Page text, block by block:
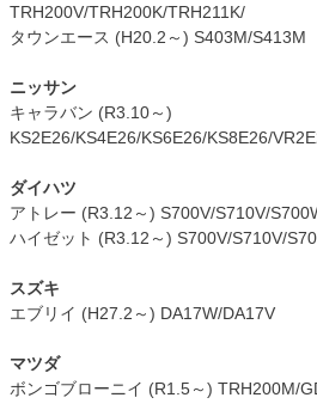
TRH200V/TRH200K/TRH211K/
タウンエース (H20.2～) S403M/S413M
ニッサン
キャラバン (R3.10～)
KS2E26/KS4E26/KS6E26/KS8E26/
ダイハツ
アトレー (R3.12～) S700V/S710V/
ハイゼット (R3.12～) S700V/S710V/
スズキ
エブリイ (H27.2～) DA17W/DA17V
マツダ
ボンゴブローニイ (R1.5～) TRH200M/